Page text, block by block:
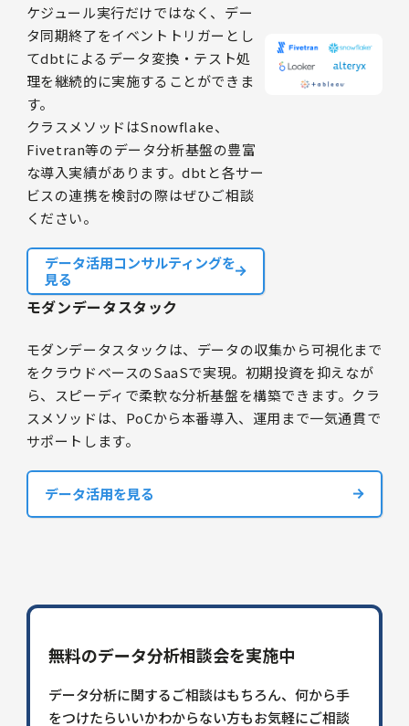
ケジュール実行だけではなく、デー
タ同期終了をイベントトリガーとし
てdbtによるデータ変換・テスト処
理を継続的に実施することができま
す。
クラスメソッドはSnowflake、
Fivetran等のデータ分析基盤の豊富
な導入実績があります。dbtと各サー
ビスの連携を検討の際はぜひご相談
ください。
データ活用コンサルティングを
見る
モダンデータスタック
モダンデータスタックは、データの収集から可視化まで
をクラウドベースのSaaSで実現。初期投資を抑えなが
ら、スピーディで柔軟な分析基盤を構築できます。クラ
スメソッドは、PoCから本番導入、運用まで一気通貫で
サポートします。
データ活用を見る
無料のデータ分析相談会を実施中
データ分析に関するご相談はもちろん、何から手
をつけたらいいかわからない方もお気軽にご相談